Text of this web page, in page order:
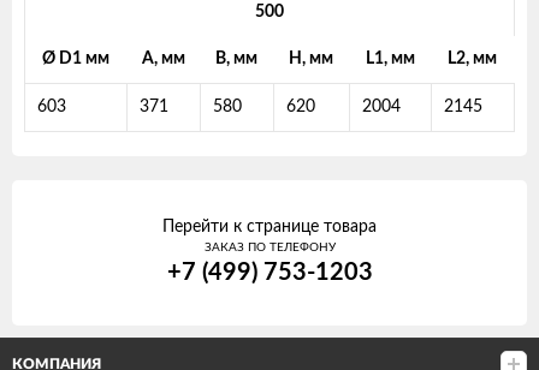
500
Ø D1 мм A, мм B, мм H, мм L1, мм L2, мм
603 371 580 620 2004 2145
Перейти к странице товара
ЗАКАЗ ПО ТЕЛЕФОНУ
+7 (499) 753-1203
КОМПАНИЯ